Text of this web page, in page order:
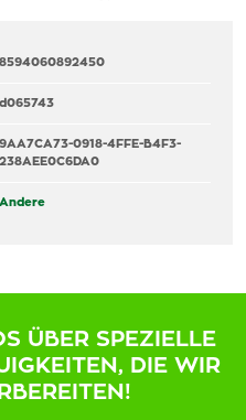
8594060892450
d065743
9AA7CA73-0918-4FFE-B4F3-
238AEE0C6DA0
Andere
ÜBER SPEZIELLE
DIE WIR